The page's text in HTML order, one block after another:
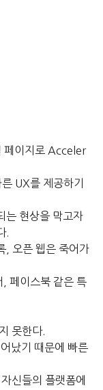
페이지로 Acceler
UX를 제공하기
는 현상을 막고자
.
, 오픈 웹은 죽어가
, 페이스북 같은 특
못한다.
났기 때문에 빠른
신들의 플랫폼에